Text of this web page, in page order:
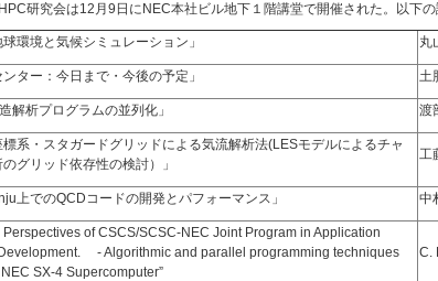
研究会は12月9日にNEC本社ビル地下１階講堂で開催された。以下の
環境と気候シミュレーション」 丸
ンター：今日まで・今後の予定」 土
解析プログラムの並列化」 渡
標系・スタガードグリッドによる気流解析法(LESモデルによるチャ
グリッド依存性の検討）」
工
上でのQCDコードの開発とパフォーマンス」 中
Perspectives of CSCS/SCSC-NEC Joint Program in Application
- Algorithmic and parallel programming techniques
SX-4 Supercomputer”
C.